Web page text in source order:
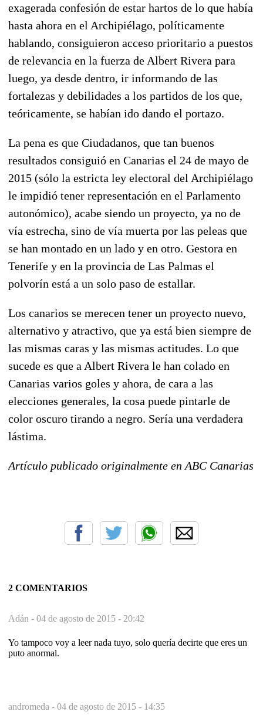
exagerada confesión de estar hartos de lo que había
hasta ahora en el Archipiélago, políticamente
hablando, consiguieron acceso prioritario a puestos
de relevancia en la fuerza de Albert Rivera para
luego, ya desde dentro, ir informando de las
fortalezas y debilidades a los partidos de los que,
teóricamente, se habían ido dando el portazo.
La pena es que Ciudadanos, que tan buenos
resultados consiguió en Canarias el 24 de mayo de
2015 (sólo la estricta ley electoral del Archipiélago
le impidió tener representación en el Parlamento
autonómico), acabe siendo un proyecto, ya no de
vía estrecha, sino de vía muerta por las peleas que
se han montado en un lado y en otro. Gestora en
Tenerife y en la provincia de Las Palmas el
polvorín está a un solo paso de estallar.
Los canarios se merecen tener un proyecto nuevo,
alternativo y atractivo, que ya está bien siempre de
las mismas caras y las mismas actitudes. Lo que
sucede es que a Albert Rivera le han colado en
Canarias varios goles y ahora, de cara a las
elecciones generales, la cosa puede pintarle de
color oscuro tirando a negro. Sería una verdadera
lástima.
Artículo publicado originalmente en ABC Canarias
2 COMENTARIOS
Adán - 04 de agosto de 2015 - 20:42
Yo tampoco voy a leer nada tuyo, solo quería decirte que eres un
puto anormal.
andromeda - 04 de agosto de 2015 - 14:35